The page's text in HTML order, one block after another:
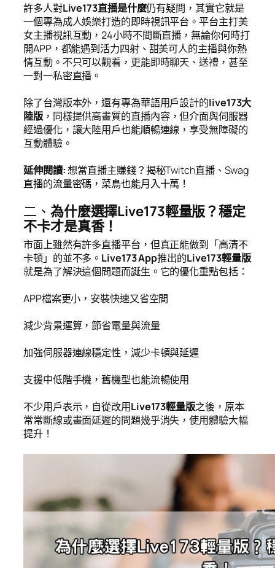
許多人對Live173直播是什麼仍有疑問，其實它就是
一個專為成人娛樂打造的即時視訊平台。平台主打美
女主播視訊互動，24小時不間斷直播，無論你何時打
開APP，都能遇到活力四射、甜美可人的主播與你熱
情互動。不只可以觀看，更能即時聊天、送禮，甚至
一對一私密直播。
除了台灣版本外，還有專為華語用戶設計的live173大
陸版，同樣提供高畫質的直播內容，但介面與伺服器
經過優化，讓大陸用戶也能順暢連線，享受無障礙的
互動體驗。
延伸閱讀:想當直播主賺錢？揭秘Twitch直播、Swag
直播的流量密碼，菜鳥也能月入十萬！
二、 為什麼選擇Live173輕量版？穩定
不卡才是真香！
市面上雖然有許多直播平台，但真正能做到「高清不
卡頓」的並不多。 Live173 App推出的Live173輕量版
就是為了解決這個問題而誕生。它的優化重點包括：
APP檔案更小，安裝快速又省空間
減少背景運算，節省電量與流量
加強伺服器連線穩定性，減少卡頓與延遲
支援中低階手機，舊機型也能流暢使用
不少用戶表示，自從改用Live173輕量版之後，原本
常常斷線或畫面延遲的問題幾乎消失，使用體驗大幅
提升！